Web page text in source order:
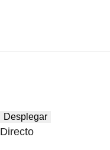
Desplegar
Directo